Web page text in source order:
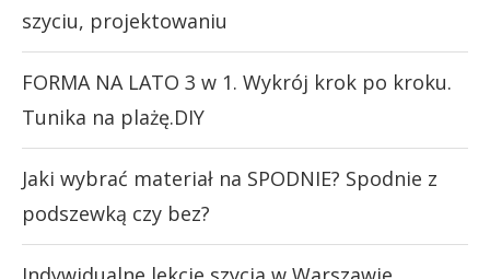
szyciu, projektowaniu
FORMA NA LATO 3 w 1. Wykrój krok po kroku.
Tunika na plażę.DIY
Jaki wybrać materiał na SPODNIE? Spodnie z
podszewką czy bez?